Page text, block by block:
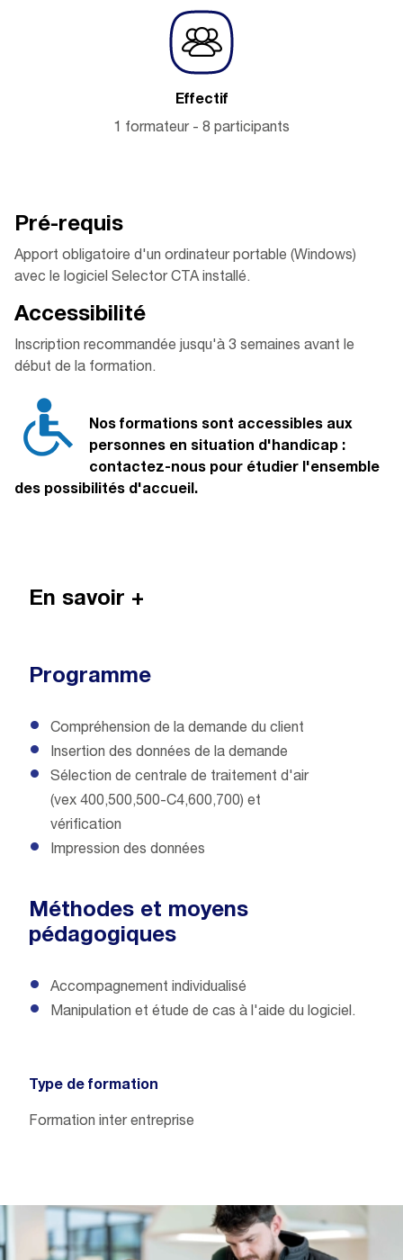
Effectif
1 formateur - 8 participants
Pré-requis
Apport obligatoire d'un ordinateur portable (Windows)
avec le logiciel Selector CTA installé.
Accessibilité
Inscription recommandée jusqu'à 3 semaines avant le
début de la formation.
Nos formations sont accessibles aux
personnes en situation d'handicap :
contactez-nous pour étudier l'ensemble
des possibilités d'accueil.
En savoir +
Programme
Compréhension de la demande du client
Insertion des données de la demande
Sélection de centrale de traitement d'air
(vex 400,500,500-C4,600,700) et
vérification
Impression des données
Méthodes et moyens
pédagogiques
Accompagnement individualisé
Manipulation et étude de cas à l'aide du logiciel.
Type de formation
Formation inter entreprise